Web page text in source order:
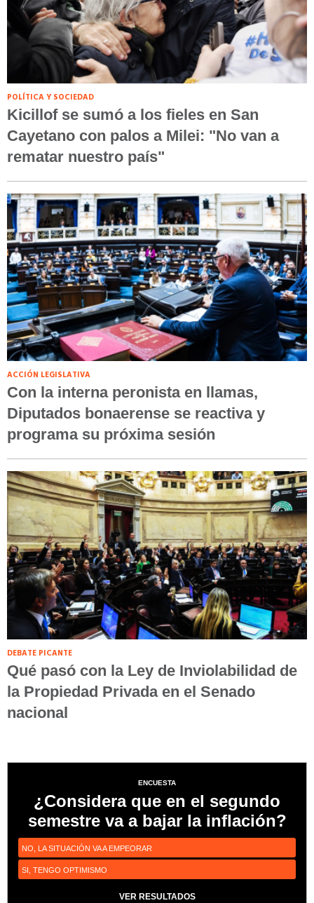
POLÍTICA Y SOCIEDAD
Kicillof se sumó a los fieles en San
Cayetano con palos a Milei: "No van a
rematar nuestro país"
ACCIÓN LEGISLATIVA
Con la interna peronista en llamas,
Diputados bonaerense se reactiva y
programa su próxima sesión
DEBATE PICANTE
Qué pasó con la Ley de Inviolabilidad de
la Propiedad Privada en el Senado
nacional
ENCUESTA
¿Considera que en el segundo
semestre va a bajar la inflación?
NO, LA SITUACIÓN VA A EMPEORAR
SI, TENGO OPTIMISMO
VER RESULTADOS